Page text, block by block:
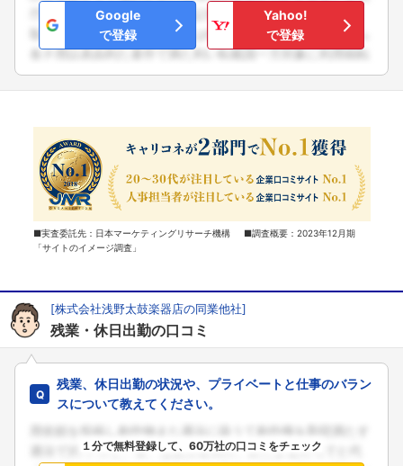
Google
で登録
Yahoo!
で登録
■実査委託先：日本マーケティングリサーチ機構 ■調査概要：2023年12月期
「サイトのイメージ調査」
[株式会社浅野太鼓楽器店の同業他社]
残業・休日出勤の口コミ
残業、休日出勤の状況や、プライベートと仕事のバラン
スについて教えてください。
１分で無料登録して、60万社の口コミをチェック